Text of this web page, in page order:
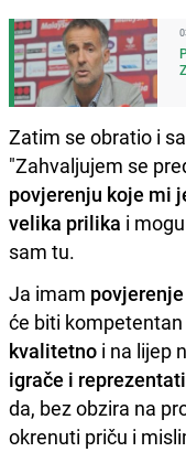
Zatim se obratio i
"Zahvaljujem se
povjerenju koje mi
velika prilika i
sam tu.
Ja imam
će biti
kvalitetno i na lijep
igrače i
da, bez obzira na
okrenuti priču i